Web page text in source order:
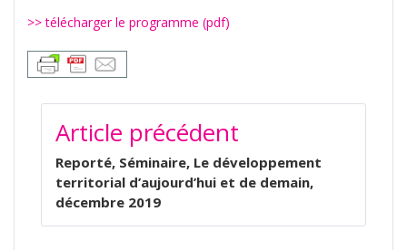
>> télécharger le programme (pdf)
NAVIGATION
DE
L’ARTICLE
Article précédent
Reporté, Séminaire, Le développement
territorial d’aujourd’hui et de demain,
décembre 2019